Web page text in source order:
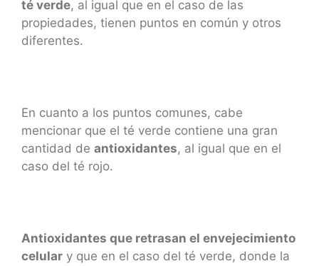
té verde, al igual que en el caso de las
propiedades, tienen puntos en común y otros
diferentes.
En cuanto a los puntos comunes, cabe
mencionar que el té verde contiene una gran
cantidad de antioxidantes, al igual que en el
caso del té rojo.
Antioxidantes que retrasan el envejecimiento
celular y que en el caso del té verde, donde la